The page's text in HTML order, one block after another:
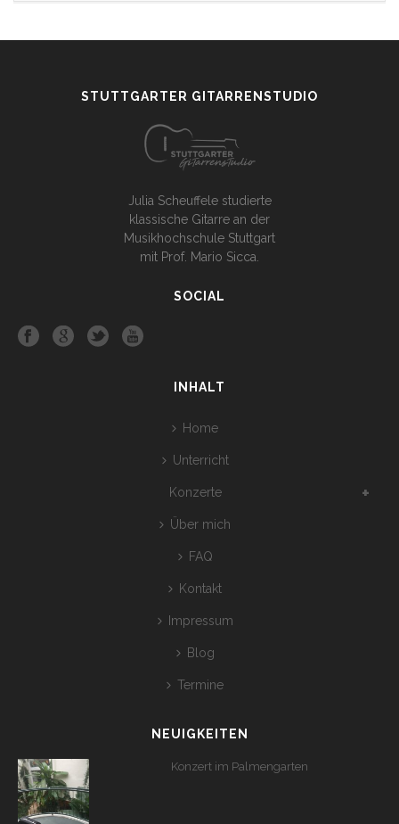
STUTTGARTER GITARRENSTUDIO
Julia Scheuffele studierte
klassische Gitarre an der
Musikhochschule Stuttgart
mit Prof. Mario Sicca.
SOCIAL
INHALT
Home
Unterricht
Konzerte
Über mich
FAQ
Kontakt
Impressum
Blog
Termine
NEUIGKEITEN
Konzert im Palmengarten